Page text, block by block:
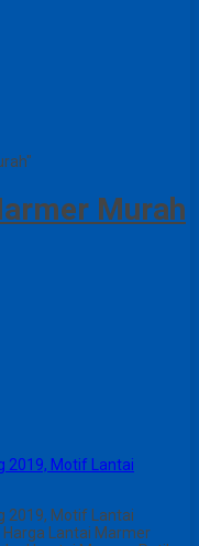
Murah
2019, Motif Lantai
2019, Motif Lantai
Lantai Marmer